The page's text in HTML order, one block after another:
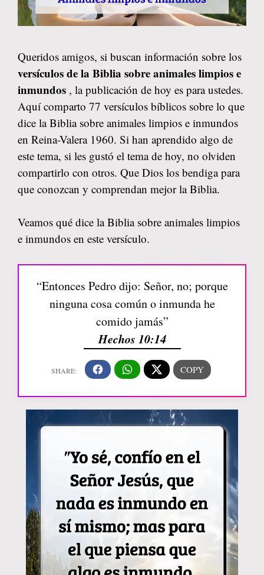
Queridos amigos, si buscan información sobre los
versículos de la Biblia sobre animales limpios e
inmundos , la publicación de hoy es para ustedes.
Aquí comparto 77 versículos bíblicos sobre lo que
dice la Biblia sobre animales limpios e inmundos
en Reina-Valera 1960. Si han aprendido algo de
este tema, si les gustó el tema de hoy, no olviden
compartirlo con otros. Que Dios los bendiga para
que conozcan y comprendan mejor la Biblia.
Veamos qué dice la Biblia sobre animales limpios
e inmundos en este versículo.
“Entonces Pedro dijo: Señor, no; porque
ninguna cosa común o inmunda he
comido jamás”
Hechos 10:14